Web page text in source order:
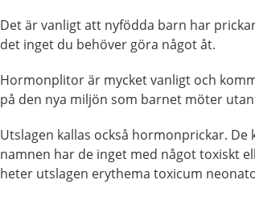
Det är vanligt att nyfödda barn har
det inget du behöver göra något åt.
Hormonplitor är mycket vanligt och
på den nya miljön som barnet möter
Utslagen kallas också hormonprickar. De
namnen har de inget med något toxiskt
heter utslagen erythema toxicum